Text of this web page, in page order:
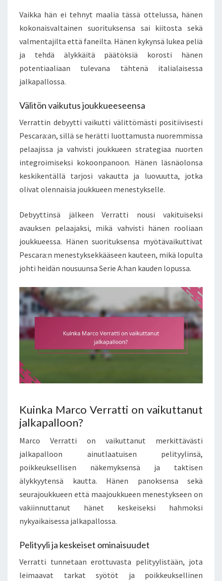
Vaikka hän ei tehnyt maalia tässä ottelussa, hänen
kokonaisvaltainen suorituksensa sai kiitosta sekä
valmentajilta että faneilta. Hänen kykynsä lukea peliä
ja tehdä älykkäitä päätöksiä korosti hänen
potentiaaliaan tulevana tähtenä italialaisessa
jalkapallossa.
Välitön vaikutus joukkueeseensa
Verrattin debyytti vaikutti välittömästi positiivisesti
Pescara:an, sillä se herätti luottamusta nuoremmissa
pelaajissa ja vahvisti joukkueen strategiaa nuorten
integroimiseksi kokoonpanoon. Hänen läsnäolonsa
keskikentällä tarjosi vakautta ja luovuutta, jotka
olivat olennaisia joukkueen menestykselle.
Debyyttinsä jälkeen Verratti nousi vakituiseksi
avauksen pelaajaksi, mikä vahvisti hänen rooliaan
joukkueessa. Hänen suorituksensa myötävaikuttivat
Pescara:n menestyksekkääseen kauteen, mikä lopulta
johti heidän nousuunsa Serie A:han kauden lopussa.
Kuinka Marco Verratti on vaikuttanut
jalkapalloon?
Marco Verratti on vaikuttanut merkittävästi
jalkapalloon ainutlaatuisen pelityylinsä,
poikkeuksellisen näkemyksensä ja taktisen
älykkyytensä kautta. Hänen panoksensa sekä
seurajoukkueen että maajoukkueen menestykseen on
vakiinnuttanut hänet keskeiseksi hahmoksi
nykyaikaisessa jalkapallossa.
Pelityyli ja keskeiset ominaisuudet
Verratti tunnetaan erottuvasta pelityylistään, jota
leimaavat tarkat syötöt ja poikkeuksellinen